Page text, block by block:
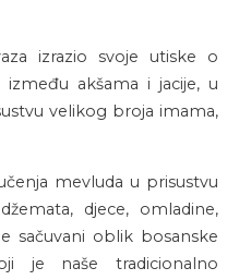
izrazio svoje utiske o
akšama i jacije, u
velikog broja imama,
mevluda u prisustvu
djece, omladine,
sačuvani oblik bosanske
je naše tradicionalno